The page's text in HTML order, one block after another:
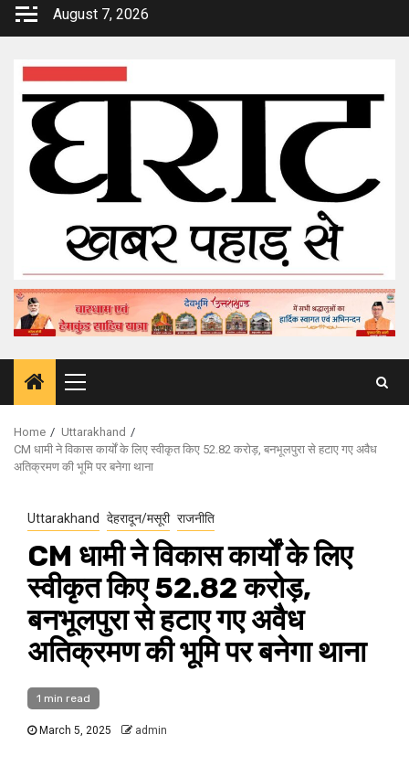
Skip
August 7, 2026
Primary
Menu
Home
Uttarakhand
CM धामी ने विकास कार्यों के ल‍िए स्‍वीकृत क‍िए 52.82 करोड़, बनभूलपुरा से हटाए गए अवैध
अतिक्रमण की भूमि पर बनेगा थाना
Uttarakhand देहरादून/मसूरी राजनीति
CM धामी ने विकास कार्यों के ल‍िए
स्‍वीकृत क‍िए 52.82 करोड़,
बनभूलपुरा से हटाए गए अवैध
अतिक्रमण की भूमि पर बनेगा थाना
1 min read
March 5, 2025 admin